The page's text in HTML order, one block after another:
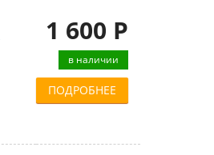
1 600 Р
в наличии
ПОДРОБНЕЕ